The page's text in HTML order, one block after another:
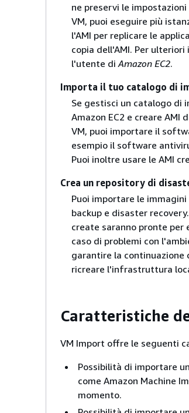
ne preservi le
VM, puoi eseguire più
l'AMI per replicare le
copia dell'AMI. Per
l'utente di Amazon EC2.
Importa il tuo catalogo di
Se gestisci un catalogo di
Amazon EC2 e creare
VM, puoi importare il
esempio il software
Puoi inoltre usare le AMI
Crea un repository di
Puoi importare le
backup e disaster
create saranno pronte per
caso di problemi con
garantire la
ricreare l'infrastruttura
Caratteristiche
VM Import offre le seguenti
Possibilità di importare
come Amazon Machine
momento.